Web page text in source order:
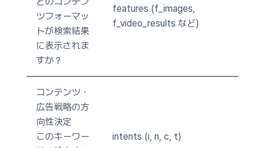
ツフォーマッ
トが検索結果
に表示されま
すか？
features (f_images,
f_video_results など)
コンテンツ・
広告戦略の方
向性決定
このキーワー
intents (i, n, c, t)